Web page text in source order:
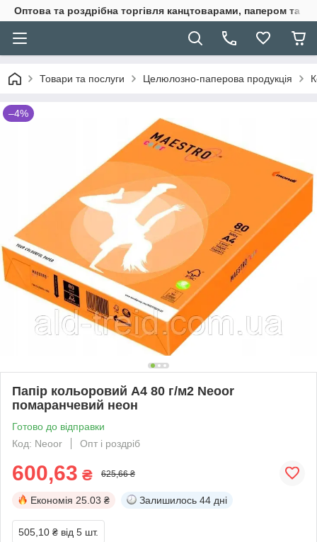
Оптова та роздрібна торгівля канцтоварами, папером та
Товари та послуги Целюлозно-паперова продукція
–4%
Папір кольоровий А4 80 г/м2 Neoor
помаранчевий неон
Готово до відправки
Код: Neoor
Опт і роздріб
600,63 ₴ 625,66 ₴
Економія 25.03 ₴ Залишилось 44 дні
505,10 ₴ від 5 шт.